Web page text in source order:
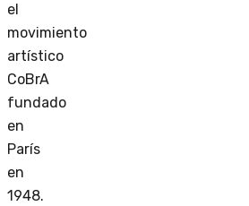
el
movimiento
artístico
CoBrA
fundado
en
París
en
1948.